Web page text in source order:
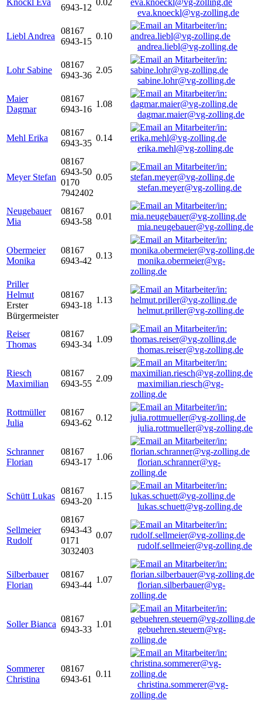
Knöckl Eva
6943-12
0.02
eva.knoeckl@vg-zolling.de
Liebl Andrea
08167
6943-15
0.10
andrea.liebl@vg-zolling.de
Lohr Sabine
08167
6943-36
2.05
sabine.lohr@vg-zolling.de
Maier
Dagmar
08167
6943-16
1.08
dagmar.maier@vg-zolling.de
Mehl Erika
08167
6943-35
0.14
erika.mehl@vg-zolling.de
Meyer Stefan
08167
6943-50
0170
7942402
0.05
stefan.meyer@vg-zolling.de
Neugebauer
Mia
08167
6943-58
0.01
mia.neugebauer@vg-zolling.de
Obermeier
Monika
08167
6943-42
0.13
monika.obermeier@vg-
zolling.de
Priller
Helmut
Erster
Bürgermeister
08167
6943-18
1.13
helmut.priller@vg-zolling.de
Reiser
Thomas
08167
6943-34
1.09
thomas.reiser@vg-zolling.de
Riesch
Maximilian
08167
6943-55
2.09
maximilian.riesch@vg-
zolling.de
Rottmüller
Julia
08167
6943-62
0.12
julia.rottmueller@vg-zolling.de
Schranner
Florian
08167
6943-17
1.06
florian.schranner@vg-
zolling.de
Schütt Lukas
08167
6943-20
1.15
lukas.schuett@vg-zolling.de
Sellmeier
Rudolf
08167
6943-43
0171
3032403
0.07
rudolf.sellmeier@vg-zolling.de
Silberbauer
Florian
08167
6943-44
1.07
florian.silberbauer@vg-
zolling.de
Soller Bianca
08167
6943-33
1.01
gebuehren.steuern@vg-
zolling.de
Sommerer
Christina
08167
6943-61
0.11
christina.sommerer@vg-
zolling.de